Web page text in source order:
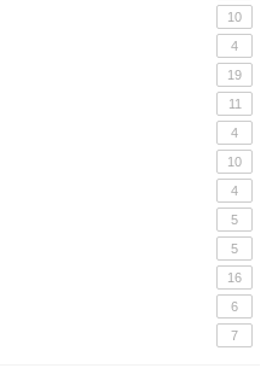
10
4
19
11
4
10
4
5
5
16
6
7